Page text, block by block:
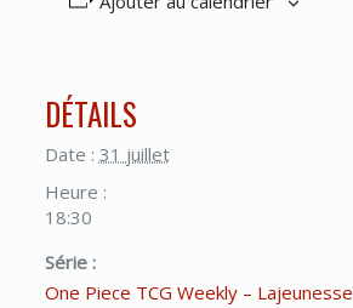
DÉTAILS
Date : 31 juillet
Heure :
18:30
Série :
One Piece TCG Weekly – Lajeunesse